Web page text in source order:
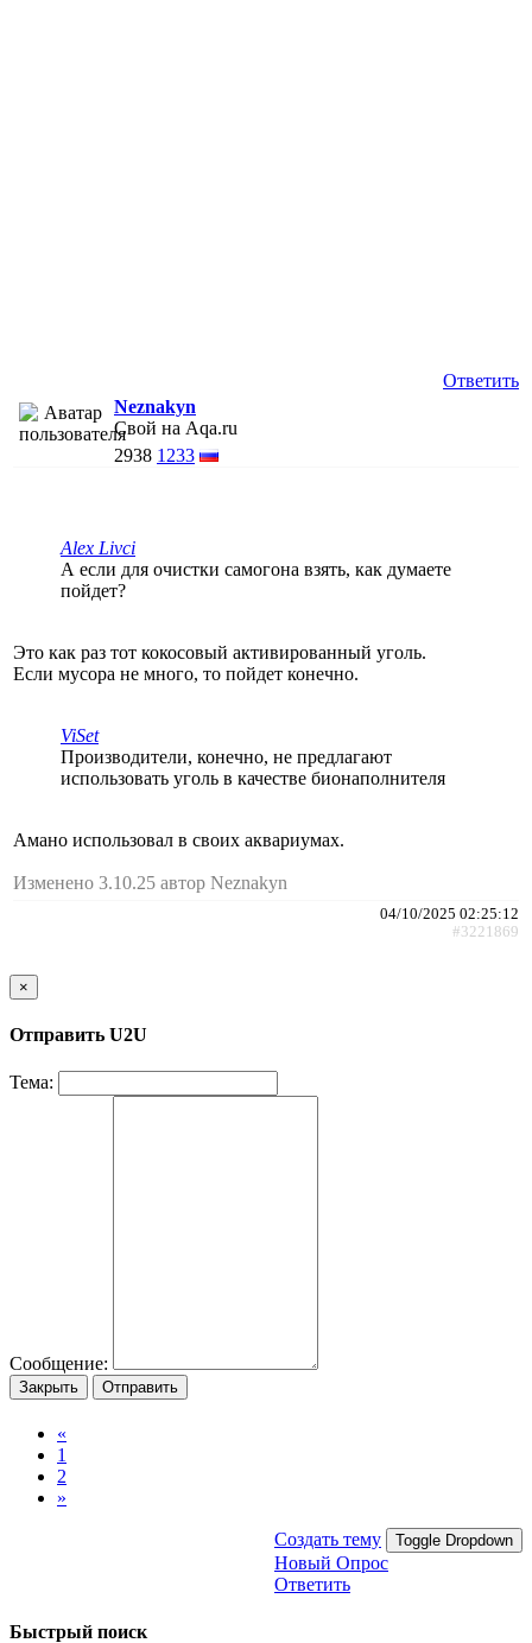
Ответить
Neznakyn
Свой на Aqa.ru
2938 1233
Alex Livci
А если для очистки самогона взять, как думаете
пойдет?
Это как раз тот кокосовый активированный уголь.
Если мусора не много, то пойдет конечно.
ViSet
Производители, конечно, не предлагают
использовать уголь в качестве бионаполнителя
Амано использовал в своих аквариумах.
Изменено 3.10.25 автор Neznakyn
04/10/2025 02:25:12
#3221869
×
Отправить U2U
Тема:
Сообщение:
Закрыть Отправить
«
1
2
»
Создать тему Toggle Dropdown
Новый Опрос
Ответить
Быстрый поиск